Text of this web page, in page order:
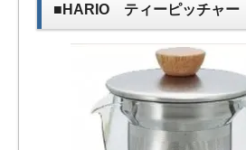
■HARIO ティーピッチャ